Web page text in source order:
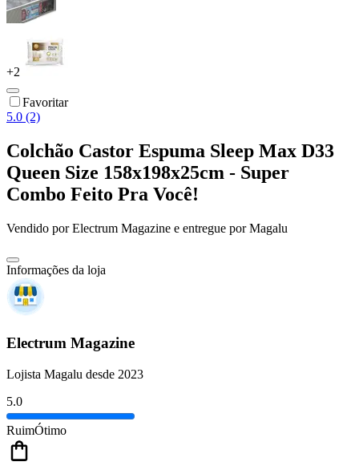
+2
Favoritar
5.0 (2)
Colchão Castor Espuma Sleep Max D33
Queen Size 158x198x25cm - Super
Combo Feito Pra Você!
Vendido porElectrum Magazine e entregue por Magalu
Informações da loja
Electrum Magazine
Lojista Magalu desde 2023
5.0
RuimÓtimo